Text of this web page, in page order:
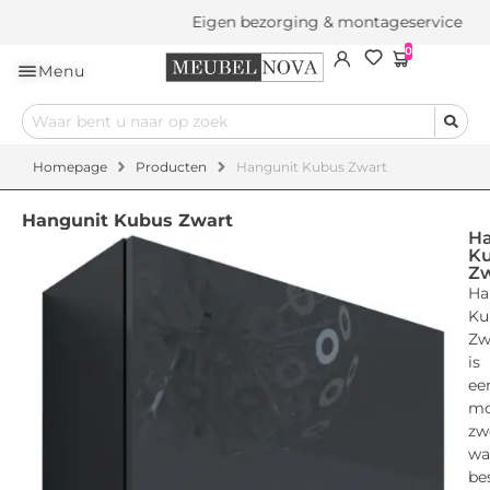
Eigen bezorging & montageservice
Menu
0
Homepage Producten Hangunit Kubus Zwart
Hangunit Kubus Zwart
is